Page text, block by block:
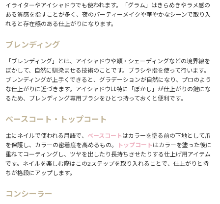
イライターやアイシャドウでも使われます。「グラム」はきらめきやラメ感の
ある質感を指すことが多く、夜のパーティーメイクや華やかなシーンで取り入
れると存在感のある仕上がりになります。
ブレンディング
「ブレンディング」とは、アイシャドウや頬・シェーディングなどの境界線を
ぼかして、自然に馴染ませる技術のことです。ブラシや指を使って行います。
ブレンディングが上手くできると、グラデーションが自然になり、プロのよう
な仕上がりに近づきます。アイシャドウは特に「ぼかし」が仕上がりの鍵にな
るため、ブレンディング専用ブラシをひとつ持っておくと便利です。
ベースコート・トップコート
主にネイルで使われる用語で、ベースコートはカラーを塗る前の下地として爪
を保護し、カラーの密着度を高めるもの。
トップコートはカラーを塗った後に
重ねてコーティングし、ツヤを出したり長持ちさせたりする仕上げ用アイテム
です。ネイルを楽しむ際はこの2ステップを取り入れることで、仕上がりと持
ちが格段にアップします。
コンシーラー